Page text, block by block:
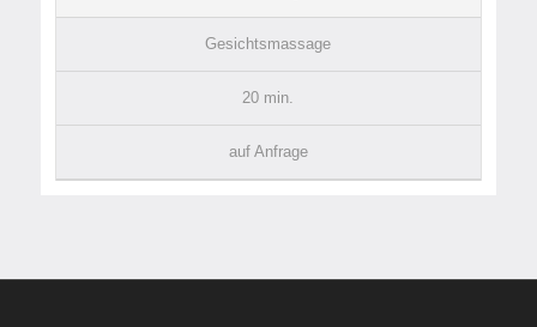
Gesichtsmassage
20 min.
auf Anfrage